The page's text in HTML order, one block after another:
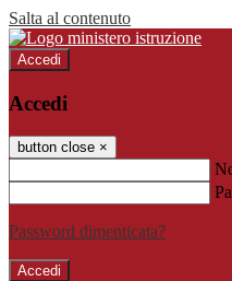
Salta al contenuto
Accedi
Accedi
button close ×
Password dimenticata?